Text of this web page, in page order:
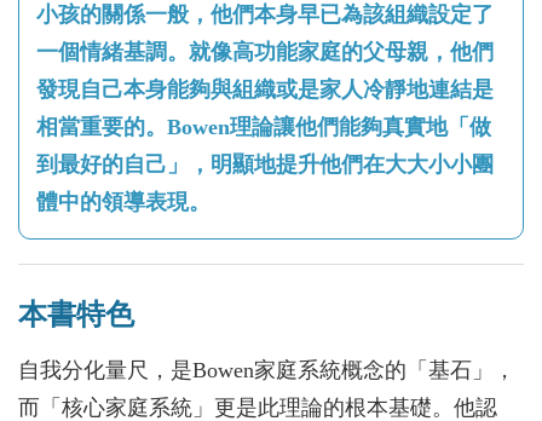
小孩的關係一般，他們本身早已為該組織設定了
一個情緒基調。就像高功能家庭的父母親，他們
發現自己本身能夠與組織或是家人冷靜地連結是
相當重要的。Bowen理論讓他們能夠真實地「做
到最好的自己」，明顯地提升他們在大大小小團
體中的領導表現。
本書特色
自我分化量尺，是Bowen家庭系統概念的「基石」，
而「核心家庭系統」更是此理論的根本基礎。他認